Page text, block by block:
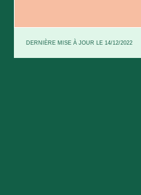
DERNIÈRE MISE À JOUR LE 14/12/2022